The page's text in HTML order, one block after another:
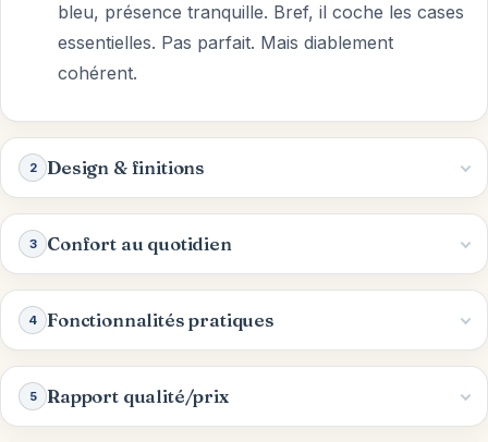
bleu, présence tranquille. Bref, il coche les cases
essentielles. Pas parfait. Mais diablement
cohérent.
2 Design & finitions
3 Confort au quotidien
4 Fonctionnalités pratiques
5 Rapport qualité/prix